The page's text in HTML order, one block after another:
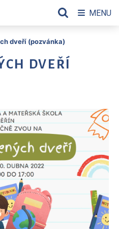
dveří (pozvánka)
DVEŘÍ
MENU